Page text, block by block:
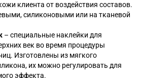
клиента от воздействия составов.
силиконовыми или на тканевой
– специальные наклейки для
век во время процедуры
Изготовлены из мягкого
их можно регулировать для
эффекта.